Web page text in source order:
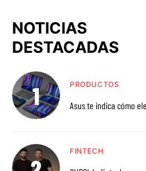
NOTICIAS
DESTACADAS
PRODUCTOS
Asus te indica cómo
FINTECH